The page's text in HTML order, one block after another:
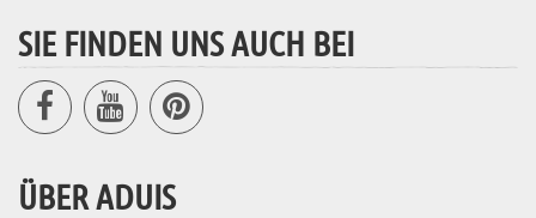
SIE FINDEN UNS AUCH BEI
ÜBER ADUIS